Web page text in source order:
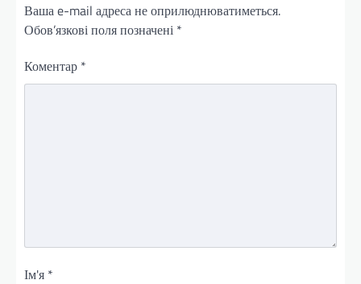
Ваша e-mail адреса не оприлюднюватиметься.
Обов’язкові поля позначені *
Коментар *
Ім'я *